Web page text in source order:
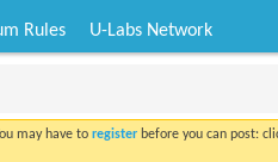
Rules U-Labs Network
may have toregister before you can post: